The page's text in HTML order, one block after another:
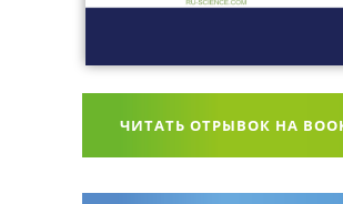
ЧИТАТЬ ОТРЫВОК НА